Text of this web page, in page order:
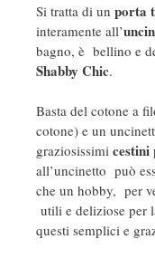
Si tratta di un porta
interamente all’
bagno, è bellino e
Shabby Chic.
Basta del cotone a
cotone) e un
graziosissimi cestini
all’uncinetto può
che un hobby, per
utili e deliziose per
questi semplici e